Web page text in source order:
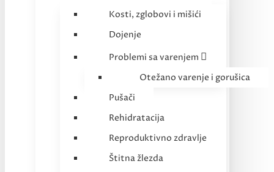
Kosti, zglobovi i mišići
Dojenje
Problemi sa varenjem
Otežano varenje i gorušica
Pušači
Rehidratacija
Reproduktivno zdravlje
Štitna žlezda